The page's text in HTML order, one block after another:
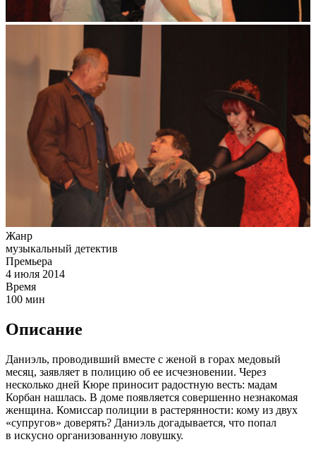
Жанр
музыкальный детектив
Премьера
4 июля 2014
Время
100 мин
Описание
Даниэль, проводивший вместе с женой в горах медовый
месяц, заявляет в полицию об ее исчезновении. Через
несколько дней Кюре приносит радостную весть: мадам
Корбан нашлась. В доме появляется совершенно незнакомая
женщина. Комиссар полиции в растерянности: кому из двух
«супругов» доверять? Даниэль догадывается, что попал
в искусно организованную ловушку.